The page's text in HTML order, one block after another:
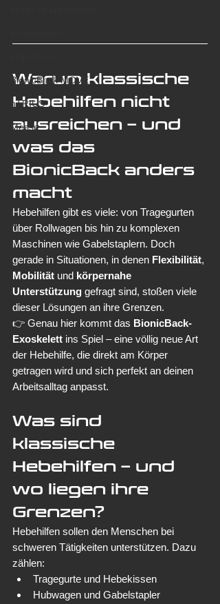
BionicBack MOVE
hTRIUS
Messe
Warum klassische
Hebehilfen nicht
ausreichen – und
was das
BionicBack anders
macht
Hebehilfen gibt es viele: von Tragegurten
über Rollwagen bis hin zu komplexen
Maschinen wie Gabelstaplern. Doch
gerade in Situationen, in denen Flexibilität,
Mobilität und körpernahe
Unterstützung gefragt sind, stoßen viele
dieser Lösungen an ihre Grenzen.
👉 Genau hier kommt das BionicBack-
Exoskelett ins Spiel – eine völlig neue Art
der Hebehilfe, die direkt am Körper
getragen wird und sich perfekt an deinen
Arbeitsalltag anpasst.
Was sind
klassische
Hebehilfen – und
wo liegen ihre
Grenzen?
Hebehilfen sollen den Menschen bei
schweren Tätigkeiten unterstützen. Dazu
zählen:
Tragegurte und Hebekissen
Hubwagen und Gabelstapler